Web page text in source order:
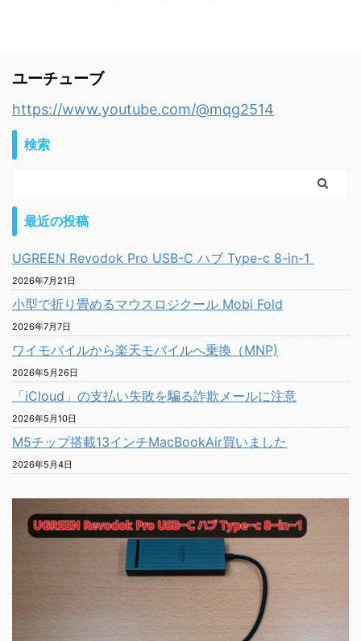
ユーチューブ
https://www.youtube.com/@mqg2514
検索
最近の投稿
UGREEN Revodok Pro USB-C ハブ Type-c 8-in-1
2026年7月21日
小型で折り畳めるマウスロジクール Mobi Fold
2026年7月7日
ワイモバイルから楽天モバイルへ乗換（MNP)
2026年5月26日
「iCloud」の支払い失敗を騙る詐欺メールに注意
2026年5月10日
M5チップ搭載13インチMacBookAir買いました
2026年5月4日